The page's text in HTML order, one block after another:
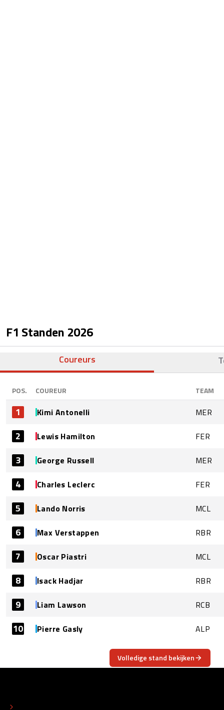
F1 Standen 2026
Coureurs
POS. COUREUR TEAM
1 Kimi Antonelli MER
2 Lewis Hamilton FER
3 George Russell MER
4 Charles Leclerc FER
5 Lando Norris MCL
6 Max Verstappen RBR
7 Oscar Piastri MCL
8 Isack Hadjar RBR
9 Liam Lawson RCB
10 Pierre Gasly ALP
Volledige stand bekijken